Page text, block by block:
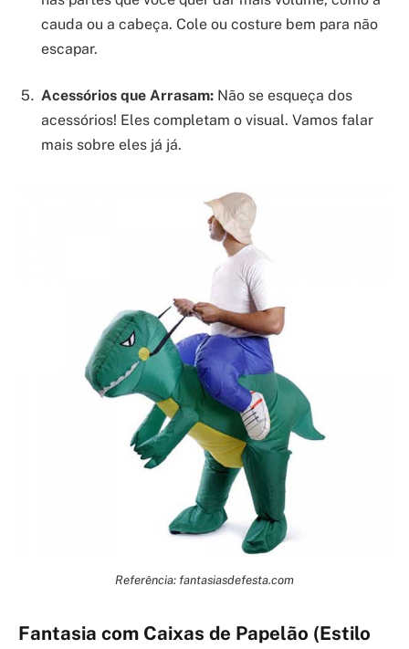
cauda ou a cabeça. Cole ou costure bem para não
escapar.
Acessórios que Arrasam: Não se esqueça dos
acessórios! Eles completam o visual. Vamos falar
mais sobre eles já já.
Referência: fantasiasdefesta.com
Fantasia com Caixas de Papelão (Estilo